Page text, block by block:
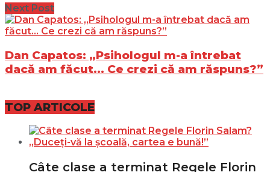
Next Post
Dan Capatos: „Psihologul m-a întrebat
dacă am făcut... Ce crezi că am răspuns?”
TOP ARTICOLE
Câte clase a terminat Regele Florin